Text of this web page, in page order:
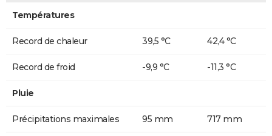
Températures
Record de chaleur 39,5 °C 42,4 °C
Record de froid -9,9 °C -11,3 °C
Pluie
Précipitations maximales 95 mm 717 mm